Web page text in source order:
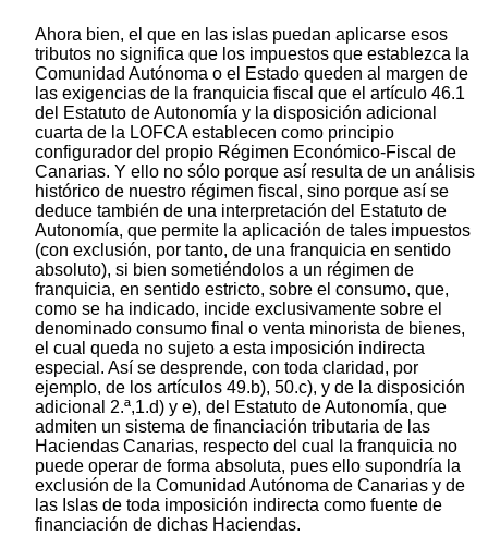
Ahora bien, el que en las islas puedan aplicarse esos
tributos no significa que los impuestos que establezca la
Comunidad Autónoma o el Estado queden al margen de
las exigencias de la franquicia fiscal que el artículo 46.1
del Estatuto de Autonomía y la disposición adicional
cuarta de la LOFCA establecen como principio
configurador del propio Régimen Económico-Fiscal de
Canarias. Y ello no sólo porque así resulta de un análisis
histórico de nuestro régimen fiscal, sino porque así se
deduce también de una interpretación del Estatuto de
Autonomía, que permite la aplicación de tales impuestos
(con exclusión, por tanto, de una franquicia en sentido
absoluto), si bien sometiéndolos a un régimen de
franquicia, en sentido estricto, sobre el consumo, que,
como se ha indicado, incide exclusivamente sobre el
denominado consumo final o venta minorista de bienes,
el cual queda no sujeto a esta imposición indirecta
especial. Así se desprende, con toda claridad, por
ejemplo, de los artículos 49.b), 50.c), y de la disposición
adicional 2.ª,1.d) y e), del Estatuto de Autonomía, que
admiten un sistema de financiación tributaria de las
Haciendas Canarias, respecto del cual la franquicia no
puede operar de forma absoluta, pues ello supondría la
exclusión de la Comunidad Autónoma de Canarias y de
las Islas de toda imposición indirecta como fuente de
financiación de dichas Haciendas.